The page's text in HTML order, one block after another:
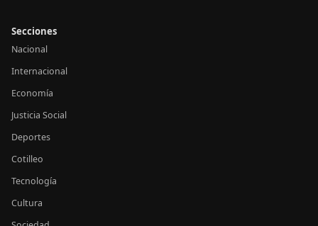
Secciones
Nacional
Internacional
Economía
Justicia Social
Deportes
Cotilleo
Tecnología
Cultura